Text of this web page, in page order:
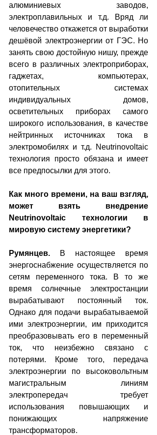
алюминиевых заводов,
электроплавильных и т.д. Вряд ли
человечество откажется от выработки
дешёвой электроэнергии от ГЭС. Но
занять свою достойную нишу, прежде
всего в различных электроприборах,
гаджетах, компьютерах,
отопительных системах
индивидуальных домов,
осветительных приборах самого
широкого использования, в качестве
нейтринных источниках тока в
электромобилях и т.д. Neutrinovoltaic
технология просто обязана и имеет
все предпосылки для этого.
Как много времени, на ваш взгляд,
может взять внедрение
Neutrinovoltaic технологии в
мировую систему энергетики?
Румянцев. В настоящее время
энергоснабжение осуществляется по
сетям переменного тока. В то же
время солнечные электростанции
вырабатывают постоянный ток.
Однако для подачи вырабатываемой
ими электроэнергии, им приходится
преобразовывать его в переменный
ток, что неизбежно связано с
потерями. Кроме того, передача
электроэнергии по высоковольтным
магистральным линиям
электропередач требует
использования повышающих и
понижающих напряжение
трансформаторов.